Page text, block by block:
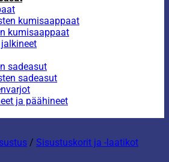
kumisaappaat
kumisaappaat
sadeasut
sadeasut
ja päähineet
/ Sisustuskorit ja -laatikot